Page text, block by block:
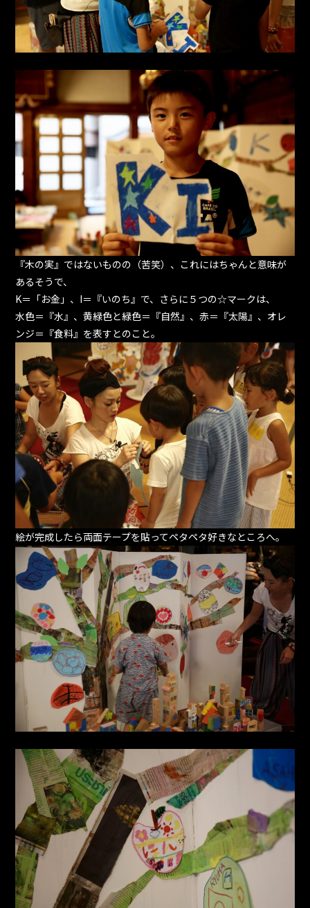
『木の実』ではないものの（苦笑）、これにはちゃんと意味が
あるそうで、
K＝「お金」、I＝『いのち』で、さらに５つの☆マークは、
水色＝『水』、黄緑色と緑色＝『自然』、赤＝『太陽』、オレ
ンジ＝『食料』を表すとのこと。
絵が完成したら両面テープを貼ってペタペタ好きなところへ。